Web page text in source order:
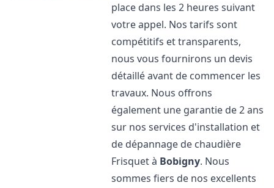
place dans les 2 heures suivant
votre appel. Nos tarifs sont
compétitifs et transparents,
nous vous fournirons un devis
détaillé avant de commencer les
travaux. Nous offrons
également une garantie de 2 ans
sur nos services d'installation et
de dépannage de chaudière
Frisquet à Bobigny. Nous
sommes fiers de nos excellents